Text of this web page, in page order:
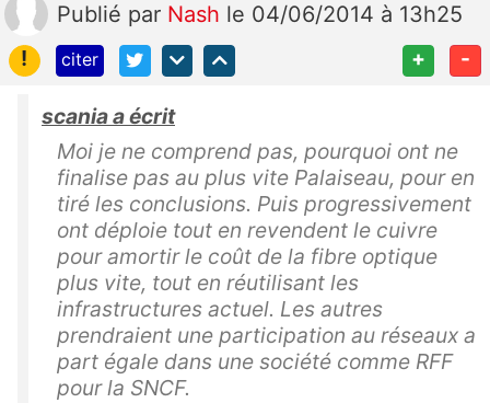
Publié par Nash le 04/06/2014 à 13h25
!
citer + -
scania a écrit
Moi je ne comprend pas, pourquoi ont ne
finalise pas au plus vite Palaiseau, pour en
tiré les conclusions. Puis progressivement
ont déploie tout en revendent le cuivre
pour amortir le coût de la fibre optique
plus vite, tout en réutilisant les
infrastructures actuel. Les autres
prendraient une participation au réseaux a
part égale dans une société comme RFF
pour la SNCF.